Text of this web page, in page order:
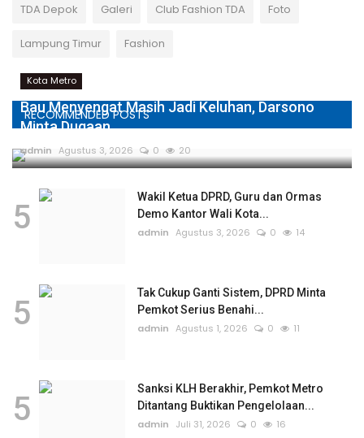
TDA Depok Galeri Club Fashion TDA Foto
Lampung Timur Fashion
RECOMMENDED POSTS
Kota Metro
Bau Menyengat Masih Jadi Keluhan, Darsono
Minta Dugaan...
admin Agustus 3, 2026 0 20
5
Wakil Ketua DPRD, Guru dan Ormas
Demo Kantor Wali Kota...
admin Agustus 3, 2026 0 14
5
Tak Cukup Ganti Sistem, DPRD Minta
Pemkot Serius Benahi...
admin Agustus 1, 2026 0 11
5
Sanksi KLH Berakhir, Pemkot Metro
Ditantang Buktikan Pengelolaan...
admin
Juli 31, 2026 0 16